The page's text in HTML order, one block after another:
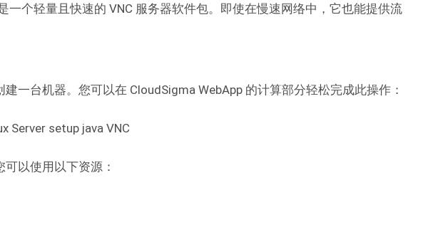
一个轻量且快速的 VNC 服务器软件包。即使在慢速网络中，它也能提供流
建一台机器。您可以在 CloudSigma WebApp 的计算部分轻松完成此操作：
以使用以下资源：